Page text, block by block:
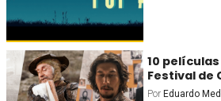
10
Festival de
Por Eduardo